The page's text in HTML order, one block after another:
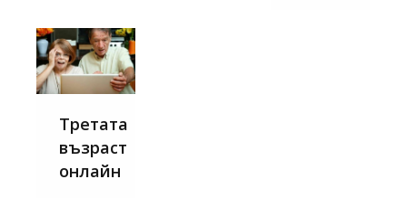
Третата
възраст
онлайн